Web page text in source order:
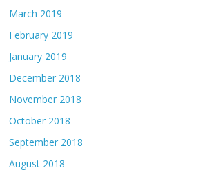
March 2019
February 2019
January 2019
December 2018
November 2018
October 2018
September 2018
August 2018